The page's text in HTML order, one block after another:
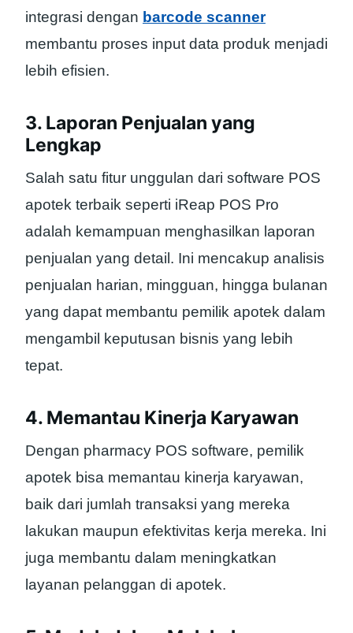
integrasi dengan barcode scanner
membantu proses input data produk menjadi
lebih efisien.
3. Laporan Penjualan yang
Lengkap
Salah satu fitur unggulan dari software POS
apotek terbaik seperti iReap POS Pro
adalah kemampuan menghasilkan laporan
penjualan yang detail. Ini mencakup analisis
penjualan harian, mingguan, hingga bulanan
yang dapat membantu pemilik apotek dalam
mengambil keputusan bisnis yang lebih
tepat.
4. Memantau Kinerja Karyawan
Dengan pharmacy POS software, pemilik
apotek bisa memantau kinerja karyawan,
baik dari jumlah transaksi yang mereka
lakukan maupun efektivitas kerja mereka. Ini
juga membantu dalam meningkatkan
layanan pelanggan di apotek.